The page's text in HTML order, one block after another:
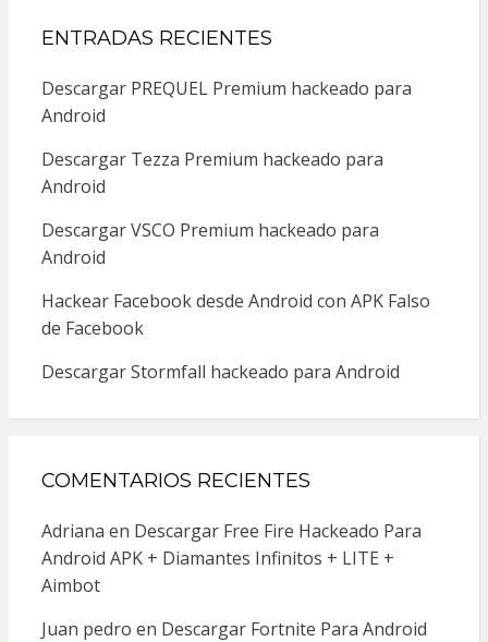
ENTRADAS RECIENTES
Descargar PREQUEL Premium hackeado para
Android
Descargar Tezza Premium hackeado para
Android
Descargar VSCO Premium hackeado para
Android
Hackear Facebook desde Android con APK Falso
de Facebook
Descargar Stormfall hackeado para Android
COMENTARIOS RECIENTES
Adriana en Descargar Free Fire Hackeado Para
Android APK + Diamantes Infinitos + LITE +
Aimbot
Juan pedro en Descargar Fortnite Para Android